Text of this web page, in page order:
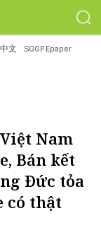
中文 SGGP Epaper
Nam
Bán kết
Đức tỏa
có thật